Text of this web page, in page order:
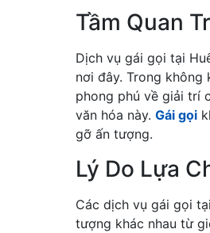
Tầm Quan
Dịch vụ gái gọi tại
nơi đây. Trong
phong phú về giải trí
văn hóa này. Gái gọi
gỡ ấn tượng.
Lý Do Lựa
Các dịch vụ gái gọi
tượng khác nhau từ